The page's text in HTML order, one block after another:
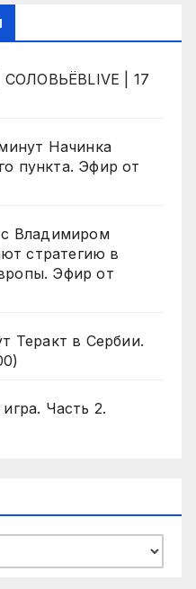
СОЛОВЬЁВLIVE | 17
Начинка
пункта. Эфир от
Владимиром
стратегию в
Эфир от
Теракт в Сербии.
Часть 2.